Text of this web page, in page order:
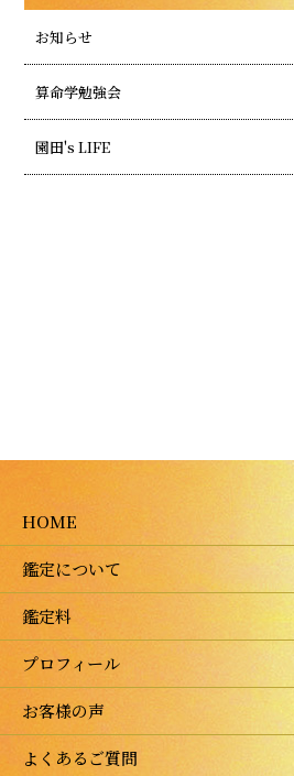
お知らせ
算命学勉強会
園田's LIFE
HOME
鑑定について
鑑定料
プロフィール
お客様の声
よくあるご質問